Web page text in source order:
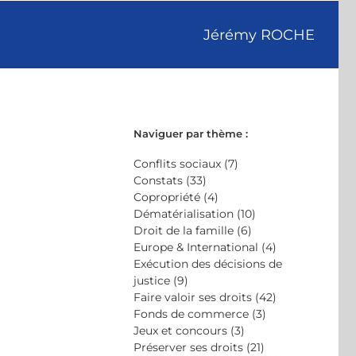
Jérémy ROCHE
Naviguer par thème :
Conflits sociaux (7)
Constats (33)
Copropriété (4)
Dématérialisation (10)
Droit de la famille (6)
Europe & International (4)
Exécution des décisions de
justice (9)
Faire valoir ses droits (42)
Fonds de commerce (3)
Jeux et concours (3)
Préserver ses droits (21)